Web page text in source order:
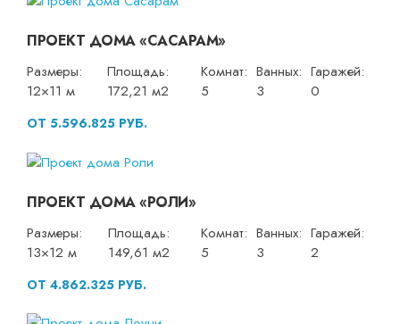
ПРОЕКТ ДОМА «САСАРАМ»
Размеры:
12×11 м
Площадь:
172,21 м2
Комнат:
5
Ванных:
3
Гаражей:
0
ОТ 5.596.825 РУБ.
ПРОЕКТ ДОМА «РОЛИ»
Размеры:
13×12 м
Площадь:
149,61 м2
Комнат:
5
Ванных:
3
Гаражей:
2
ОТ 4.862.325 РУБ.